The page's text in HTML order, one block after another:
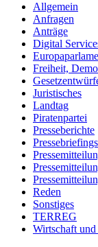
Allgemein
Anfragen
Anträge
Digital
Freiheit,
Juristisches
Landtag
Piratenpartei
Presseberichte
Pressebriefings
Reden
Sonstiges
TERREG
Wirtschaft